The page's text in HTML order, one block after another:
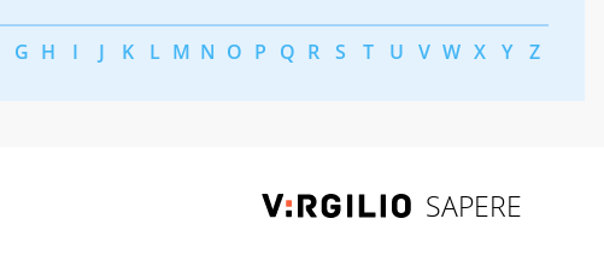
G H I J K L M N O P Q R S T U V W X Y Z
SAPERE